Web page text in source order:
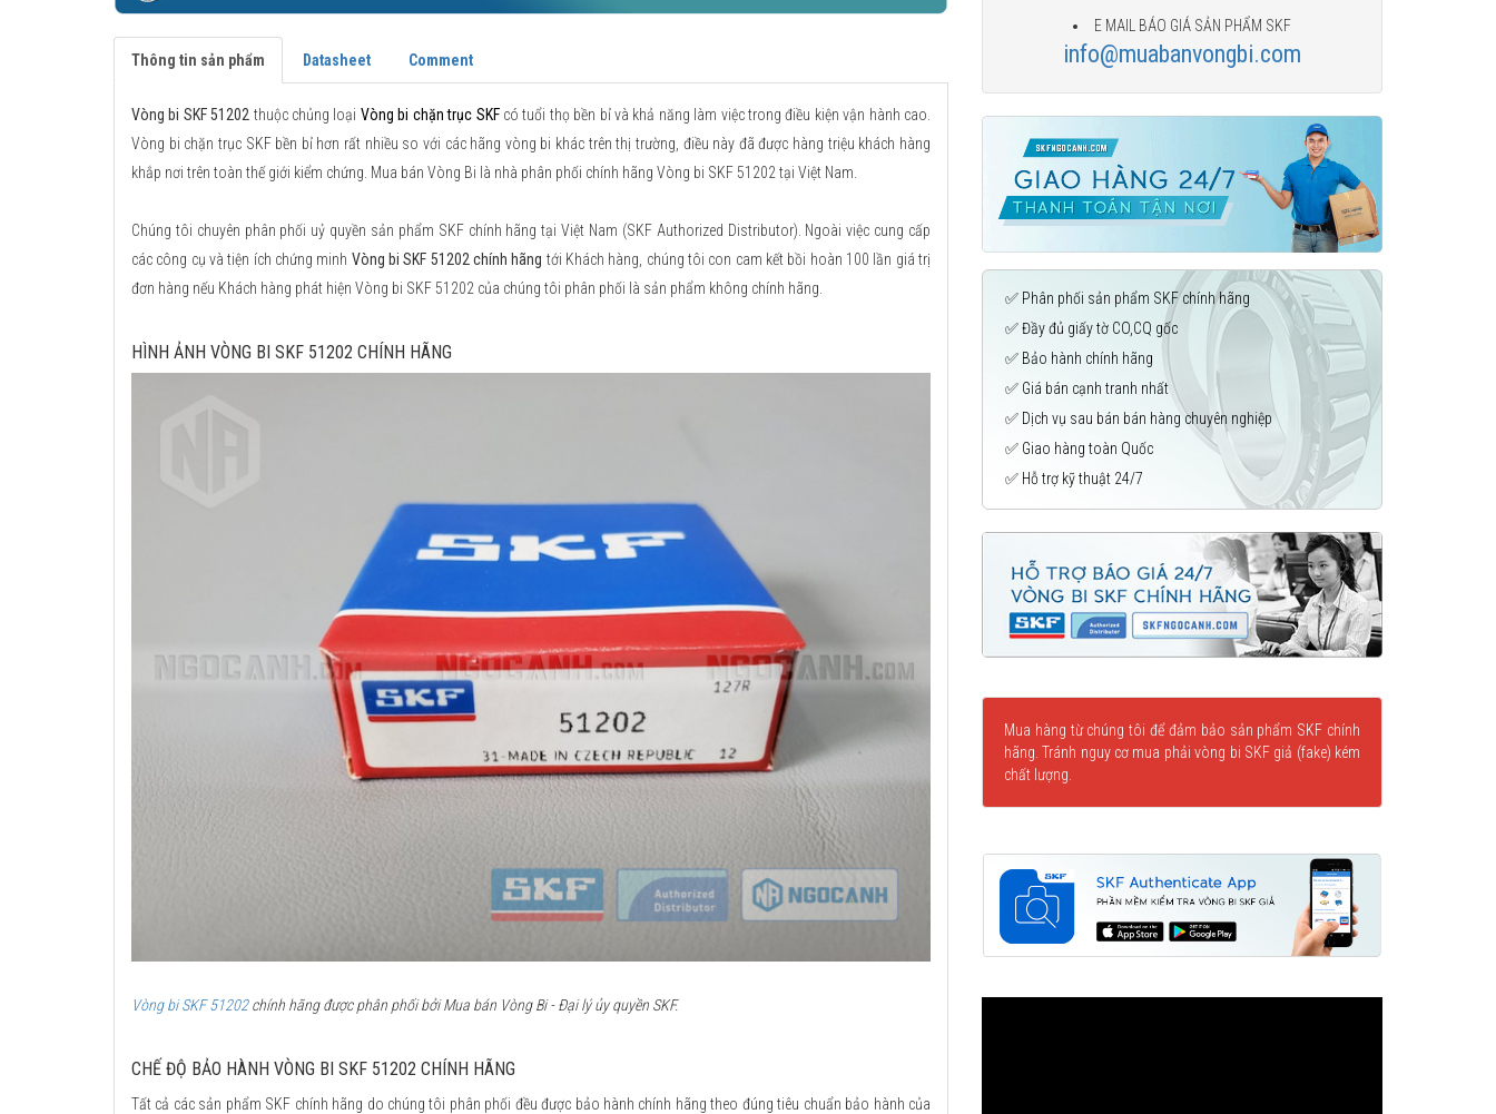
Thông tin sản phẩm Datasheet Comment
Vòng bi SKF 51202 thuộc chủng loại Vòng bi chặn trục SKFcó tuổi thọ bền bỉ và khả năng làm việc trong điều kiện vận hành cao.
Vòng bi chặn trục SKF bền bỉ hơn rất nhiều so với các hãng vòng bi khác trên thị trường, điều này đã được hàng triệu khách hàng
khắp nơi trên toàn thế giới kiểm chứng. Mua bán Vòng Bi là nhà phân phối chính hãng Vòng bi SKF 51202 tại Việt Nam.
Chúng tôi chuyên phân phối uỷ quyền sản phẩm SKF chính hãng tại Việt Nam (SKF Authorized Distributor). Ngoài việc cung cấp
các công cụ và tiện ích chứng minh Vòng bi SKF 51202 chính hãng tới Khách hàng, chúng tôi con cam kết bồi hoàn 100 lần giá trị
đơn hàng nếu Khách hàng phát hiện Vòng bi SKF 51202 của chúng tôi phân phối là sản phẩm không chính hãng.
HÌNH ẢNH VÒNG BI SKF 51202 CHÍNH HÃNG
Vòng bi SKF 51202chính hãng được phân phối bởi Mua bán Vòng Bi - Đại lý ủy quyền SKF.
CHẾ ĐỘ BẢO HÀNH VÒNG BI SKF 51202 CHÍNH HÃNG
Tất cả các sản phẩm SKF chính hãng do chúng tôi phân phối đều được bảo hành chính hãng theo đúng tiêu chuẩn bảo hành của
E MAIL BÁO GIÁ SẢN PHẨM SKF
info@muabanvongbi.com
✅ Phân phối sản phẩm SKF chính hãng
✅ Đầy đủ giấy tờ CO,CQ gốc
✅ Bảo hành chính hãng
✅ Giá bán cạnh tranh nhất
✅ Dịch vụ sau bán bán hàng chuyên nghiệp
✅ Giao hàng toàn Quốc
✅ Hỗ trợ kỹ thuật 24/7
Mua hàng từ chúng tôi để đảm bảo sản phẩm SKF chính
hãng. Tránh nguy cơ mua phải vòng bi SKF giả (fake) kém
chất lượng.